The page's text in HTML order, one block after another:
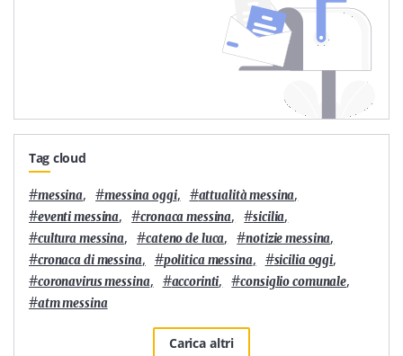
Tag cloud
#messina, #messina oggi, #attualità messina,
#eventi messina, #cronaca messina, #sicilia,
#cultura messina, #cateno de luca, #notizie messina,
#cronaca di messina, #politica messina, #sicilia oggi,
#coronavirus messina, #accorinti, #consiglio comunale,
#atm messina
Carica altri